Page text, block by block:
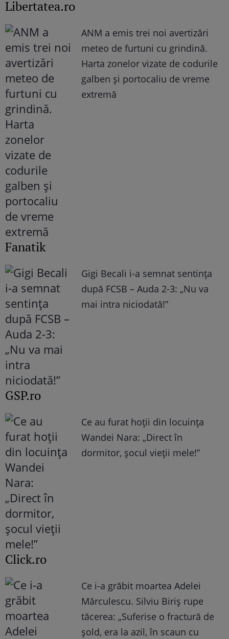
Libertatea.ro
ANM a emis trei noi avertizări
meteo de furtuni cu grindină.
Harta zonelor vizate de codurile
galben și portocaliu de vreme
extremă
Fanatik
Gigi Becali i-a semnat sentința
după FCSB – Auda 2-3: „Nu va
mai intra niciodată!”
GSP.ro
Ce au furat hoții din locuința
Wandei Nara: „Direct în
dormitor, șocul vieții mele!”
Click.ro
Ce i-a grăbit moartea Adelei
Mărculescu. Silviu Biriș rupe
tăcerea: „Suferise o fractură de
șold, era la azil, în scaun cu